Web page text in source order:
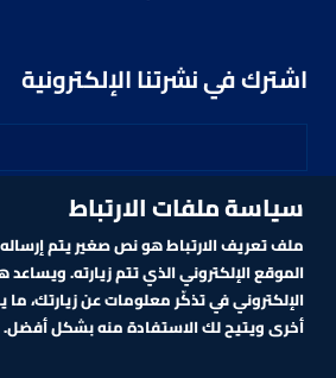
اشترك في نشرتنا الإلكترونية
اشترك
سياسة ملفات الارتباط
ملف تعريف الارتباط هو نص صغير يتم
الموقع الإلكتروني الذي تتم زيارته.
الإلكتروني في تذكّر معلومات عن زيارتك،
أخرى ويتيح لك الاستفادة منه بشكل أفضل.